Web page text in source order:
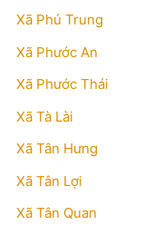
Xã Phú Trung
Xã Phước An
Xã Phước Thái
Xã Tà Lài
Xã Tân Hưng
Xã Tân Lợi
Xã Tân Quan